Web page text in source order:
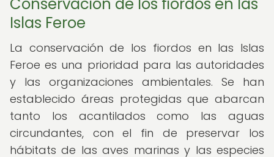
Islas Feroe
La conservación de los fiordos en las Islas
Feroe es una prioridad para las autoridades
y las organizaciones ambientales. Se han
establecido áreas protegidas que abarcan
tanto los acantilados como las aguas
circundantes, con el fin de preservar los
hábitats de las aves marinas y las especies